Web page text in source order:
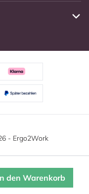
den Warenkorb
- Ergo2Work
Cookie-Einstellungen
Lesen Sie unsere
Informationen.Mehr